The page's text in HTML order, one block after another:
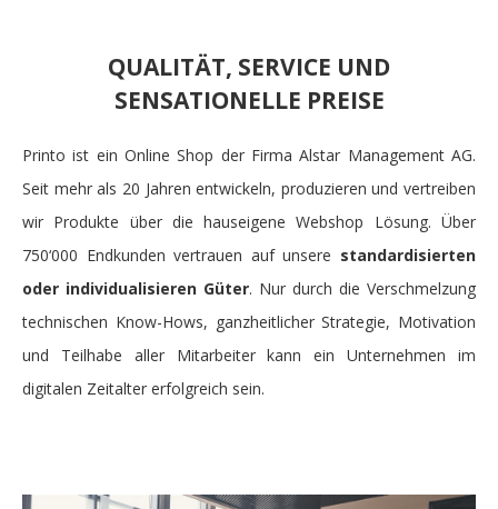
QUALITÄT, SERVICE UND
SENSATIONELLE PREISE
Printo ist ein Online Shop der Firma Alstar Management AG.
Seit mehr als 20 Jahren entwickeln, produzieren und vertreiben
wir Produkte über die hauseigene Webshop Lösung. Über
750‘000 Endkunden vertrauen auf unsere standardisierten
oder individualisieren Güter. Nur durch die Verschmelzung
technischen Know-Hows, ganzheitlicher Strategie, Motivation
und Teilhabe aller Mitarbeiter kann ein Unternehmen im
digitalen Zeitalter erfolgreich sein.